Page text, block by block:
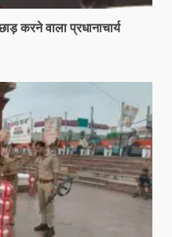
करने वाला प्रधानाचार्य